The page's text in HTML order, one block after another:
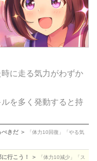
に走る気力がわずか
を多く発動すると持
きだ ＞
「体力10回復」「やる気
行こう！ ＞
「体力10減少」「ス